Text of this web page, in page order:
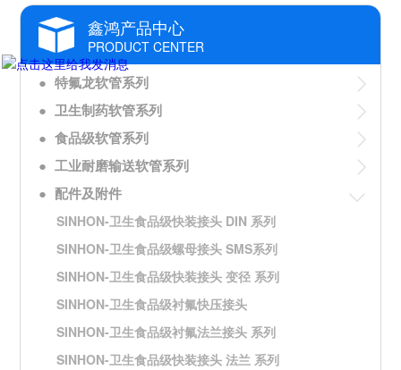
鑫鸿产品中心
PRODUCT CENTER
● 特氟龙软管系列
● 卫生制药软管系列
● 食品级软管系列
● 工业耐磨输送软管系列
● 配件及附件
SINHON-卫生食品级快装接头 DIN 系列
SINHON-卫生食品级螺母接头 SMS系列
SINHON-卫生食品级快装接头 变径 系列
SINHON-卫生食品级衬氟快压接头
SINHON-卫生食品级衬氟法兰接头 系列
SINHON-卫生食品级快装接头 法兰 系列